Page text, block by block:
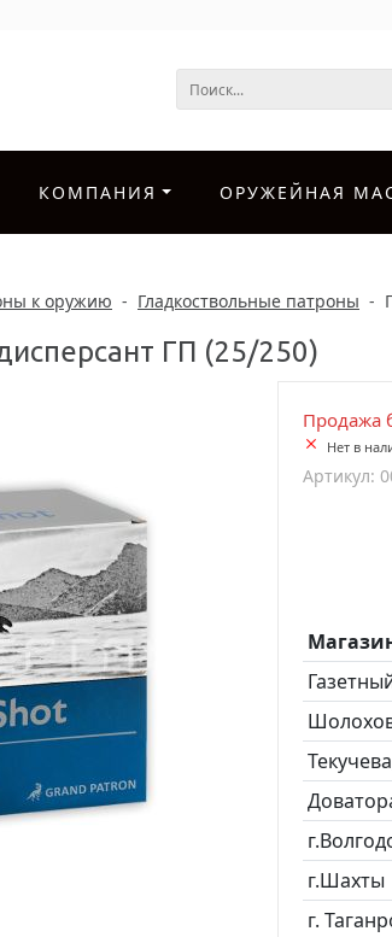
КОМПАНИЯ ОРУЖЕЙНАЯ
к оружию - Гладкоствольные патроны -
ГП (25/250)
Продажа
Нет в
Артикул:
г.Шахты
г.